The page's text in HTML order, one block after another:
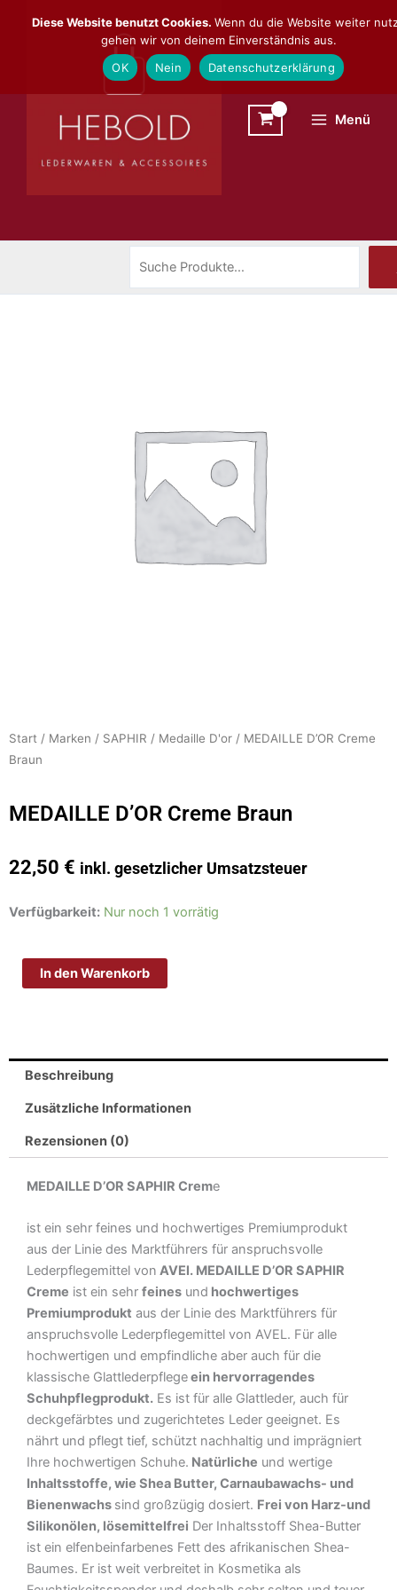
Inhalt
Menü
Start / Marken / SAPHIR / Medaille D'or / MEDAILLE D’OR Creme
Braun
MEDAILLE D’OR Creme Braun
22,50 € inkl. gesetzlicher Umsatzsteuer
Verfügbarkeit: Nur noch 1 vorrätig
MEDAILLE
BraunIn den Warenkorb
Beschreibung
Zusätzliche Informationen
Rezensionen (0)
MEDAILLE D’OR SAPHIR Creme
ist ein sehr feines und hochwertiges Premiumprodukt
aus der Linie des Marktführers für anspruchsvolle
Lederpflegemittel von AVEl. MEDAILLE D’OR SAPHIR
Creme ist ein sehr feines und hochwertiges
Premiumprodukt aus der Linie des Marktführers für
anspruchsvolle Lederpflegemittel von AVEL. Für alle
hochwertigen und empfindliche aber auch für die
klassische Glattlederpflegeein hervorragendes
Schuhpflegprodukt. Es ist für alle Glattleder, auch für
deckgefärbtes und zugerichtetes Leder geeignet. Es
nährt und pflegt tief, schützt nachhaltig und imprägniert
Ihre hochwertigen Schuhe. Natürliche und wertige
Inhaltsstoffe, wie Shea Butter, Carnaubawachs- und
Bienenwachs sind großzügig dosiert. Frei von Harz-und
Silikonölen, lösemittelfrei Der Inhaltsstoff Shea-Butter
ist ein elfenbeinfarbenes Fett des afrikanischen Shea-
Baumes. Er ist weit verbreitet in Kosmetika als
Diese Website benutzt Cookies. Wenn du die Website weiter
gehen wir von deinem Einverständnis aus.
OK
Nein Datenschutzerklärung